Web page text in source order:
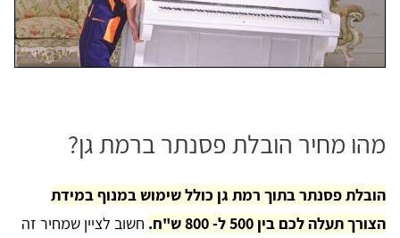
מהו מחיר הובלת פסנתר ברמת גן?
הובלת פסנתר בתוך רמת גן כולל שימוש במנוף במידת
הצורך תעלה לכם בין 500 ל- 800 ש"ח.
חשוב לציין שמחיר זה